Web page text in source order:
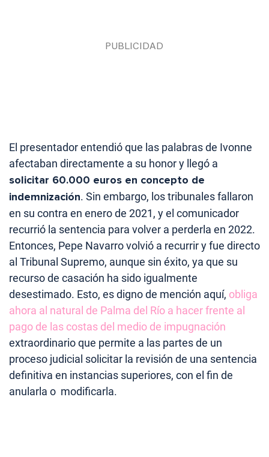
El presentador entendió que las palabras de Ivonne
afectaban directamente a su honor y llegó a
solicitar 60.000 euros en concepto de
indemnización. Sin embargo, los tribunales fallaron
en su contra en enero de 2021, y el comunicador
recurrió la sentencia para volver a perderla en 2022.
Entonces, Pepe Navarro volvió a recurrir y fue directo
al Tribunal Supremo, aunque sin éxito, ya que su
recurso de casación ha sido igualmente
desestimado. Esto, es digno de mención aquí, obliga
ahora al natural de Palma del Río a hacer frente al
pago de las costas del medio de impugnación
extraordinario que permite a las partes de un
proceso judicial solicitar la revisión de una sentencia
definitiva en instancias superiores, con el fin de
anularla o modificarla.